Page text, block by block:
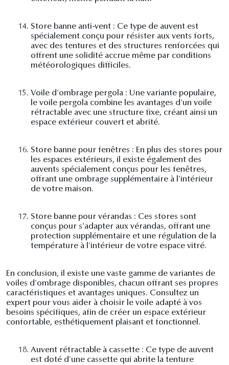
14. Store banne anti-vent : Ce type de auvent est
spécialement conçu pour résister aux vents forts,
avec des tentures et des structures renforcées qui
offrent une solidité accrue même par conditions
météorologiques difficiles.
15. Voile d'ombrage pergola : Une variante populaire,
le voile pergola combine les avantages d'un voile
rétractable avec une structure fixe, créant ainsi un
espace extérieur couvert et abrité.
16. Store banne pour fenêtres : En plus des stores pour
les espaces extérieurs, il existe également des
auvents spécialement conçus pour les fenêtres,
offrant une ombrage supplémentaire à l'intérieur
de votre maison.
17. Store banne pour vérandas : Ces stores sont
conçus pour s'adapter aux vérandas, offrant une
protection supplémentaire et une régulation de la
température à l'intérieur de votre espace vitré.
En conclusion, il existe une vaste gamme de variantes de
voiles d'ombrage disponibles, chacun offrant ses propres
caractéristiques et avantages uniques. Consultez un
expert pour vous aider à choisir le voile adapté à vos
besoins spécifiques, afin de créer un espace extérieur
confortable, esthétiquement plaisant et fonctionnel.
18. Auvent rétractable à cassette : Ce type de auvent
est doté d'une cassette qui abrite la tenture